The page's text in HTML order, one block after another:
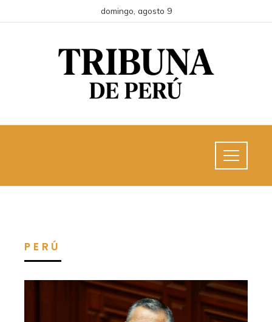
domingo, agosto 9
PERÚ